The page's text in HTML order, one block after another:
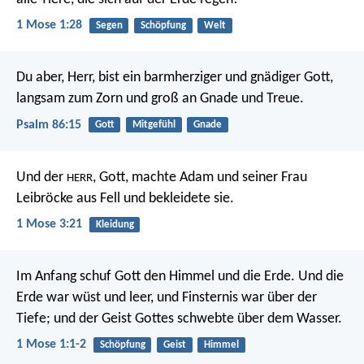
1 Mose 1:28 Segen Schöpfung Welt
Du aber, Herr, bist ein barmherziger und gnädiger Gott,
langsam zum Zorn und groß an Gnade und Treue.
Psalm 86:15 Gott Mitgefühl Gnade
Und der HERR, Gott, machte Adam und seiner Frau
Leibröcke aus Fell und bekleidete sie.
1 Mose 3:21 Kleidung
Im Anfang schuf Gott den Himmel und die Erde. Und die
Erde war wüst und leer, und Finsternis war über der
Tiefe; und der Geist Gottes schwebte über dem Wasser.
1 Mose 1:1-2 Schöpfung Geist Himmel